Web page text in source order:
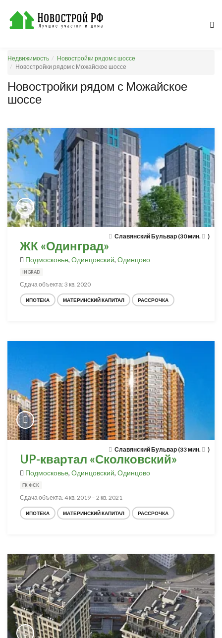
Недвижимость
Новостройки рядом с шоссе
Новостройки рядом с Можайское шоссе
Новостройки рядом с Можайское
шоссе
Славянский Бульвар (30 мин. )
ЖК «Одинград»
Подмосковье, Одинцовский, Одинцово
INGRAD
Сдача объекта: 3 кв. 2020
ИПОТЕКА МАТЕРИНСКИЙ КАПИТАЛ РАССРОЧКА
Славянский Бульвар (33 мин. )
UP-квартал «Сколковский»
Подмосковье, Одинцовский, Одинцово
ГК ФСК
Сдача объекта: 4 кв. 2019 – 2 кв. 2021
ИПОТЕКА МАТЕРИНСКИЙ КАПИТАЛ РАССРОЧКА